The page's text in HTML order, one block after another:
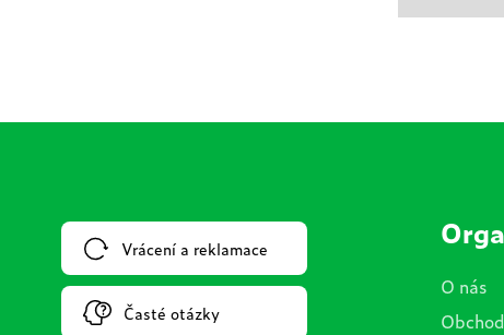
Vrácení a reklamace
Časté otázky
O nás